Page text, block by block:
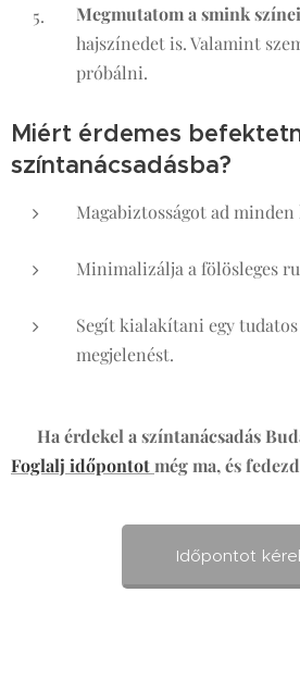
Megmutatom a smink
hajszínedet is. Valamint
próbálni.
Miért érdemes
színtanácsadásba?
Magabiztosságot ad
Minimalizálja a fölösleges
Segít kialakítani egy
megjelenést.
Ha érdekel a színtanácsadás
Foglalj időpontotmég ma, és
Időpontot